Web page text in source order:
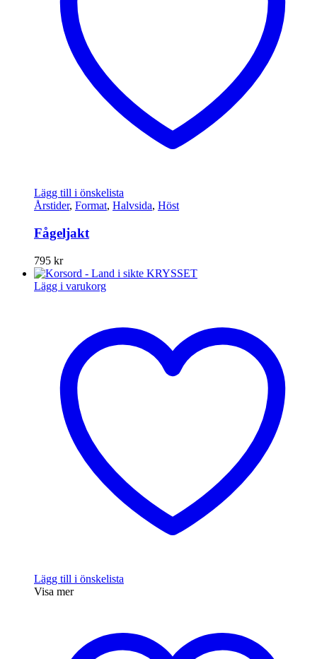
Lägg till i önskelista
Årstider, Format, Halvsida, Höst
Fågeljakt
795 kr
Lägg i varukorg
Lägg till i önskelista
Visa mer